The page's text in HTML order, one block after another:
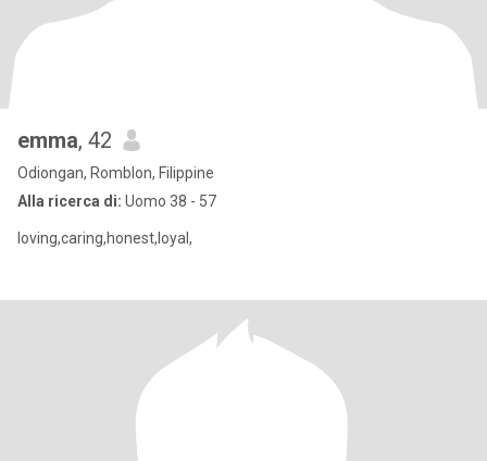
emma, 42
Odiongan, Romblon, Filippine
Alla ricerca di: Uomo 38 - 57
loving,caring,honest,loyal,